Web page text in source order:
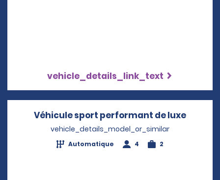
vehicle_details_link_text
Véhicule sport performant de luxe
vehicle_details_model_or_similar
Automatique 4 2